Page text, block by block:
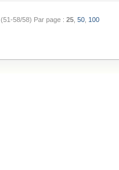
(51-58/58) Par page : 25 50 100